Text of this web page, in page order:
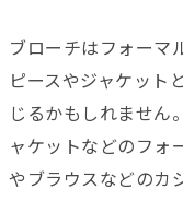
ブローチはフォーマ
ピースやジャケット
じるかもしれません
ャケットなどのフォ
やブラウスなどのカ